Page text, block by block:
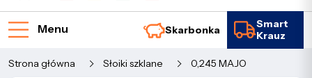
Menu Skarbonka
Smart
Krauz
Strona główna Słoiki szklane 0,245 MAJO